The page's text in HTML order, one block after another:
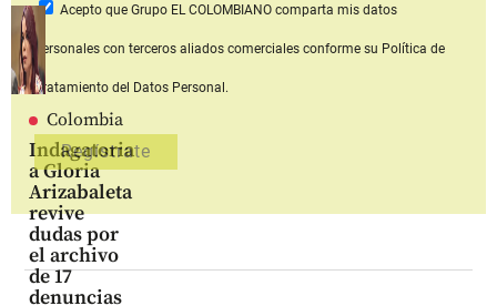
Colombia
Indagatoria
a Gloria
Arizabaleta
revive
dudas por
el archivo
de 17
denuncias
Acepto que Grupo EL COLOMBIANOcomparta mis datos
personales con terceros aliados comerciales conforme su Política de
Tratamiento del Datos Personal.